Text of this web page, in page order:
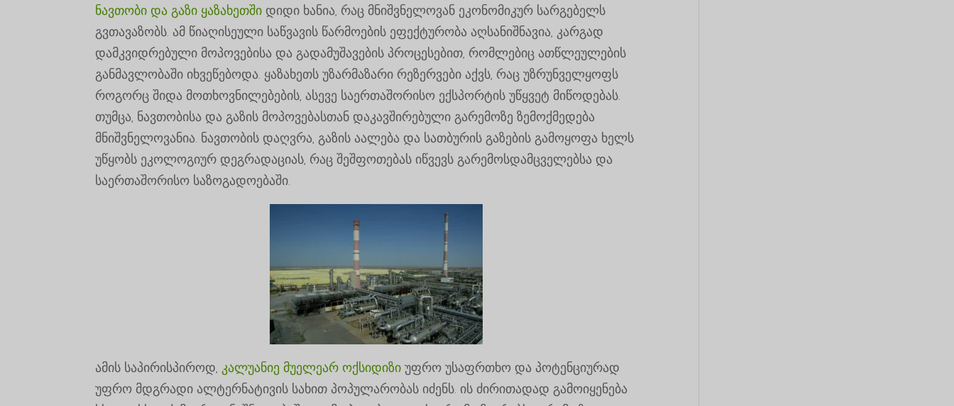
ნავთობი და გაზი ყაზახეთში დიდი ხანია, რაც მნიშვნელოვან ეკონომიკურ სარგებელს
გვთავაზობს. ამ წიაღისეული საწვავის წარმოების ეფექტურობა აღსანიშნავია, კარგად
დამკვიდრებული მოპოვებისა და გადამუშავების პროცესებით, რომლებიც ათწლეულების
განმავლობაში იხვეწებოდა. ყაზახეთს უზარმაზარი რეზერვები აქვს, რაც უზრუნველყოფს
როგორც შიდა მოთხოვნილებების, ასევე საერთაშორისო ექსპორტის უწყვეტ მიწოდებას.
თუმცა, ნავთობისა და გაზის მოპოვებასთან დაკავშირებული გარემოზე ზემოქმედება
მნიშვნელოვანია. ნავთობის დაღვრა, გაზის აალება და სათბურის გაზების გამოყოფა ხელს
უწყობს ეკოლოგიურ დეგრადაციას, რაც შეშფოთებას იწვევს გარემოსდამცველებსა და
საერთაშორისო საზოგადოებაში.
ამის საპირისპიროდ, კალუანიე მუელეარ ოქსიდიზი უფრო უსაფრთხო და პოტენციურად
უფრო მდგრადი ალტერნატივის სახით პოპულარობას იძენს. ის ძირითადად გამოიყენება